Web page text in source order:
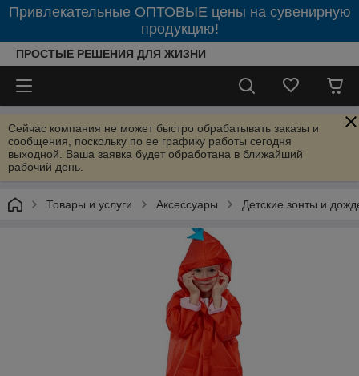
Привлекательные ОПТОВЫЕ цены на сувенирную
продукцию!
ПРОСТЫЕ РЕШЕНИЯ ДЛЯ ЖИЗНИ
Сейчас компания не может быстро обрабатывать заказы и
сообщения, поскольку по ее графику работы сегодня
выходной. Ваша заявка будет обработана в ближайший
рабочий день.
Товары и услуги Аксессуары Детские зонты и